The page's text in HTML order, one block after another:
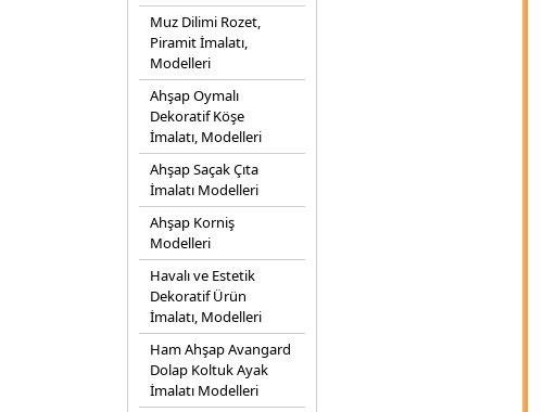
Muz Dilimi Rozet,
Piramit İmalatı,
Modelleri
Ahşap Oymalı
Dekoratif Köşe
İmalatı, Modelleri
Ahşap Saçak Çıta
İmalatı Modelleri
Ahşap Korniş
Modelleri
Havalı ve Estetik
Dekoratif Ürün
İmalatı, Modelleri
Ham Ahşap Avangard
Dolap Koltuk Ayak
İmalatı Modelleri